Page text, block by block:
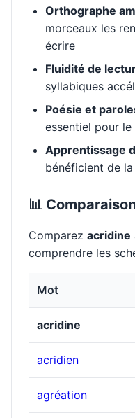
Orthographe
morceaux les
écrire
Fluidité de
syllabiques
Poésie et
essentiel pour
Apprentissage
bénéficient de
📊
Comparez acridine
comprendre les
Mot
acridine
acridien
agréation